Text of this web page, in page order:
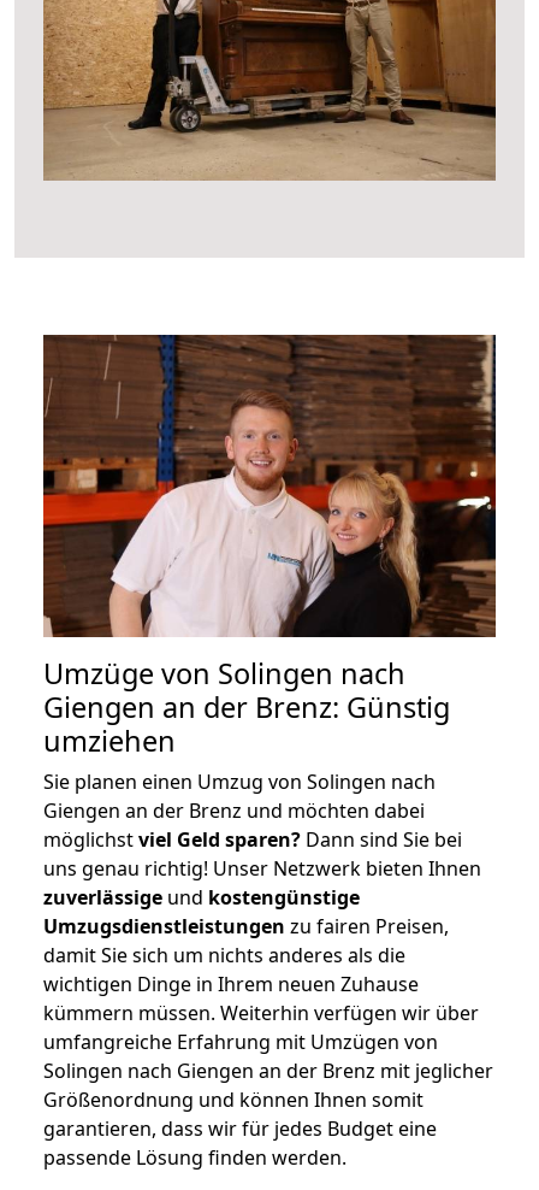
Umzüge von Solingen nach
Giengen an der Brenz: Günstig
umziehen
Sie planen einen Umzug von Solingen nach
Giengen an der Brenz und möchten dabei
möglichstviel Geld sparen? Dann sind Sie bei
uns genau richtig! Unser Netzwerk bieten Ihnen
zuverlässige und kostengünstige
Umzugsdienstleistungen zu fairen Preisen,
damit Sie sich um nichts anderes als die
wichtigen Dinge in Ihrem neuen Zuhause
kümmern müssen. Weiterhin verfügen wir über
umfangreiche Erfahrung mit Umzügen von
Solingen nach Giengen an der Brenz mit jeglicher
Größenordnung und können Ihnen somit
garantieren, dass wir für jedes Budget eine
passende Lösung finden werden.